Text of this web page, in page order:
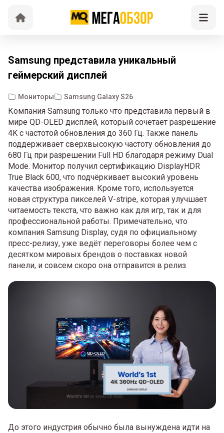
Samsung представила уникальный
геймерский дисплей
Мониторы Samsung Galaxy S26
Компания Samsung только что представила первый в
мире QD-OLED дисплей, который сочетает разрешение
4K с частотой обновления до 360 Гц. Также панель
поддерживает сверхвысокую частоту обновления до
680 Гц при разрешении Full HD благодаря режиму Dual
Mode. Монитор получил сертификацию DisplayHDR
True Black 600, что подчёркивает высокий уровень
качества изображения. Кроме того, используется
новая структура пикселей V-stripe, которая улучшает
читаемость текста, что важно как для игр, так и для
профессиональной работы. Примечательно, что
компания Samsung Display, судя по официальному
пресс-релизу, уже ведёт переговоры более чем с
десятком мировых брендов о поставках новой
панели, и совсем скоро она отправится в релиз.
До этого индустрия обычно была вынуждена идти на